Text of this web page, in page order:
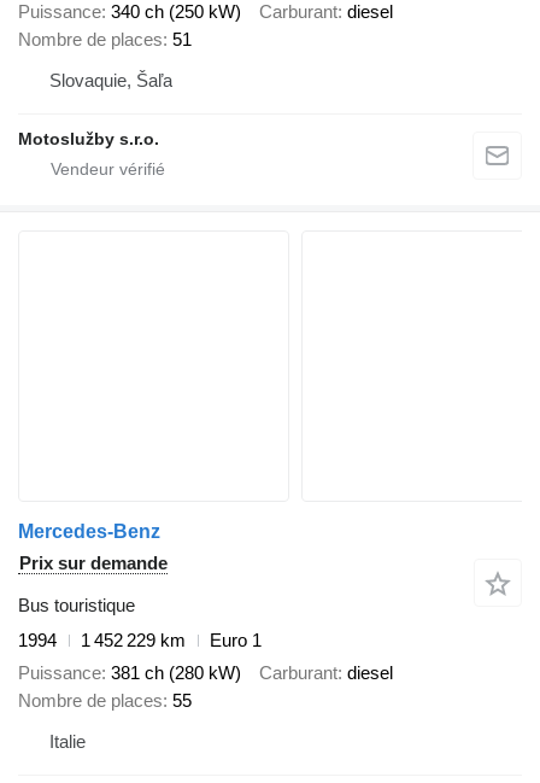
Puissance 340 ch (250 kW) Carburant diesel
Nombre de places 51
Slovaquie, Šaľa
Motoslužby s.r.o.
Mercedes-Benz
Prix sur demande
Bus touristique
1994
1 452 229 km
Euro 1
Puissance 381 ch (280 kW) Carburant diesel
Nombre de places 55
Italie